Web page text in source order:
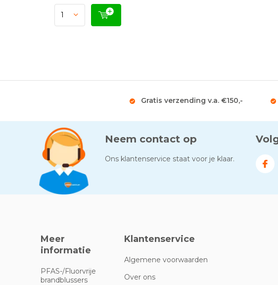
Gratis verzending v.a. €150,-
Neem contact op
Ons klantenservice staat voor je klaar.
Meer
informatie
PFAS-/Fluorvrije
brandblussers
Klantenservice
Algemene voorwaarden
Over ons